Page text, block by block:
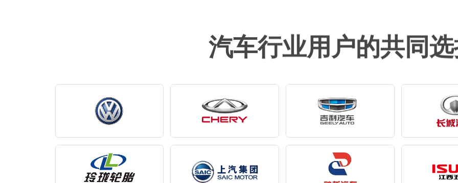
汽车行业用户的共同